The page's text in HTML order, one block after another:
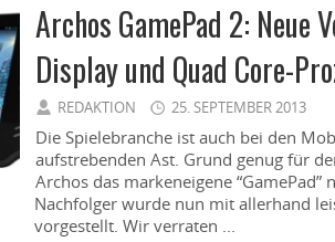
Archos GamePad 2: Neue
Display und Quad Core-
REDAKTION 25. SEPTEMBER 2013
Die Spielebranche ist auch bei den
aufstrebenden Ast. Grund genug für
Archos das markeneigene “GamePad”
Nachfolger wurde nun mit allerhand
vorgestellt. Wir verraten ...